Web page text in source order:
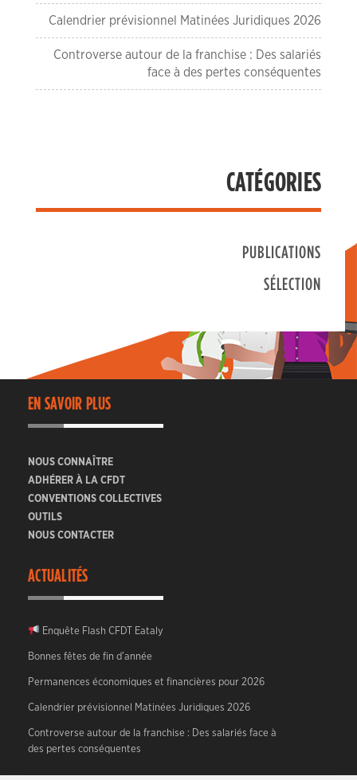
Calendrier prévisionnel Matinées Juridiques 2026
Controverse autour de la franchise : Des salariés
face à des pertes conséquentes
CATÉGORIES
PUBLICATIONS
SÉLECTION
EN SAVOIR PLUS
NOUS CONNAÎTRE
ADHÉRER À LA CFDT
CONVENTIONS COLLECTIVES
OUTILS
NOUS CONTACTER
ACTUALITÉS
Enquête Flash CFDT Eataly
Bonnes fêtes de fin d’année
Permanences économiques et financières pour 2026
Calendrier prévisionnel Matinées Juridiques 2026
Controverse autour de la franchise : Des salariés face à
des pertes conséquentes